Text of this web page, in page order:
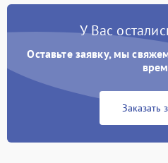
Проблемы с набором
Не работает сушилка
Сбои в работе таймера
У Вас
Оставьте заявку, мы
Заказать